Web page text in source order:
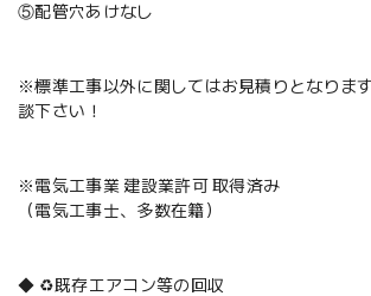
⑤配管穴あけなし
※標準工事以外に関してはお見積りとなりま
談下さい！
※電気工事業 建設業許可 取得済み
（電気工事士、多数在籍）
◆ ♻️既存エアコン等の回収